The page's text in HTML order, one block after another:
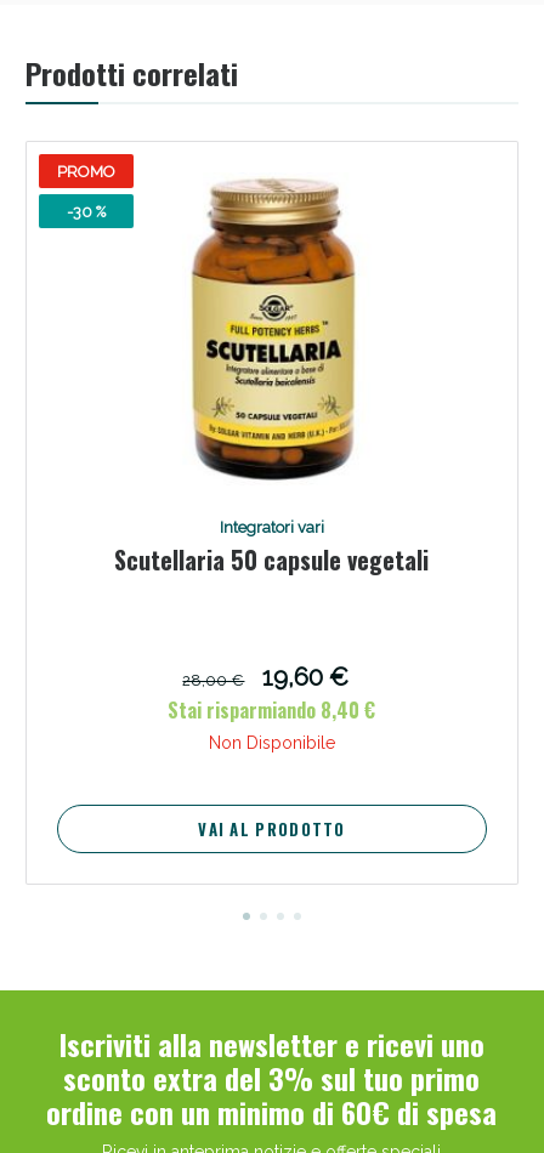
Prodotti correlati
PROMO
-30 %
Integratori vari
Scutellaria 50 capsule vegetali
28,00 €
19,60 €
Stai risparmiando 8,40 €
Non Disponibile
VAI AL PRODOTTO
Iscriviti alla newsletter e ricevi uno
sconto extra del 3% sul tuo primo
ordine con un minimo di 60€ di spesa